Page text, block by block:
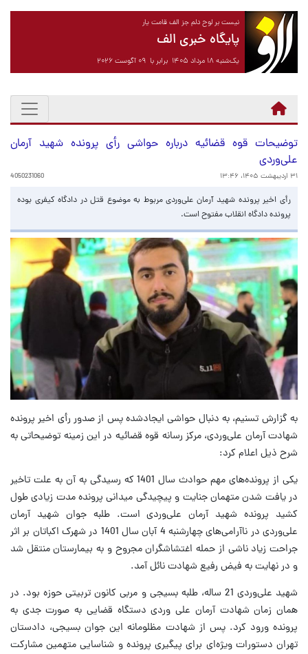
نیست بر لوح دلم جز الف قامت یار
پایگاه خبری الف
یک‌شنبه ۱۸ مرداد ۱۴۰۵ برابر با ۰۹ آگوست ۲۰۲۶
توضیحات قوه قضائیه درباره حواشی رأی پرونده شهید آرمان
علی‌وردی
۳۱ اردیبهشت ۱۴۰۵، ۱۳:۴۶ 4050231060
رأی اخیر پرونده شهید آرمان علی‌وردی مربوط به موضوع قتل در دادگاه کیفری بوده
پرونده دادگاه انقلاب مفتوح است.
به گزارش تسنیم، به دنبال حواشی ایجادشده پس از صدور رأی اخیر پرونده
شهادت آرمان علی‌وردی، مرکز رسانه قوه قضائیه در این زمینه توضیحاتی به
شرح ذیل اعلام کرد:
یکی از پرونده‌های مهم حوادث سال 1401 که رسیدگی به آن به علت تاخیر
در یافت شدن متهمان جنایت و پیچیدگی میدانی پرونده مدت زیادی طول
کشید پرونده شهید آرمان علی‌وردی است. طلبه جوان شهید آرمان
علی‌وردی در ناآرامی‌های چهارشنبه 4 آبان سال 1401 در شهرک اکباتان بر اثر
جراحت زیاد ناشی از حمله اغتشاشگران مجروح و به بیمارستان منتقل شد
و در نهایت به فیض رفیع شهادت نائل آمد.
شهید علی‌وردی 21 ساله، طلبه بسیجی و مربی کانون تربیتی حوزه بود. در
همان زمان شهادت آرمان علی وردی دستگاه قضایی به صورت جدی به
پرونده ورود کرد. پس از شهادت مظلومانه این جوان بسیجی، دادستان
تهران دستورات ویژه‌ای برای پیگیری پرونده و شناسایی متهمین مشارکت